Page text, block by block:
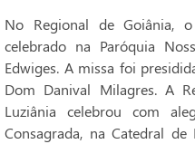
No Regional de Goiânia,
celebrado na Paróquia
Edwiges. A missa foi
Dom Danival Milagres. A
Luziânia celebrou com
Consagrada, na Catedral